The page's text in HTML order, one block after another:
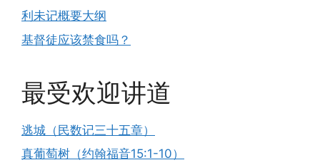
利未记概要大纲
基督徒应该禁食吗？
最受欢迎讲道
逃城（民数记三十五章）
真葡萄树（约翰福音15:1-10）